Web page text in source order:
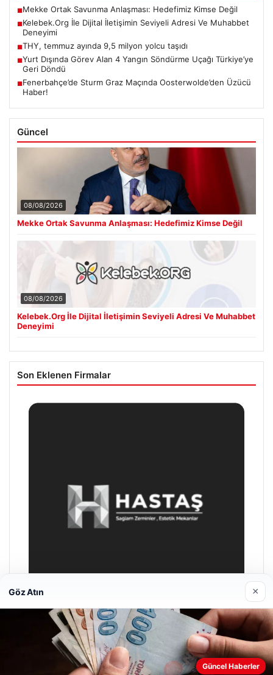
■Mekke Ortak Savunma Anlaşması: Hedefimiz Kimse Değil
■Kelebek.Org İle Dijital İletişimin Seviyeli Adresi Ve Muhabbet
Deneyimi
■THY, temmuz ayında 9,5 milyon yolcu taşıdı
■Yurt Dışında Görev Alan 4 Yangın Söndürme Uçağı Türkiye’ye
Geri Döndü
■Fenerbahçe’de Sturm Graz Maçında Oosterwolde’den Üzücü
Haber!
Güncel
08/08/2026
Mekke Ortak Savunma Anlaşması: Hedefimiz Kimse Değil
08/08/2026
Kelebek.Org İle Dijital İletişimin Seviyeli Adresi Ve Muhabbet
Deneyimi
Son Eklenen Firmalar
Enes Kaplan Avukatlık Bürosu
28/04/2026
Göz Atın ×
Güncel Haberler